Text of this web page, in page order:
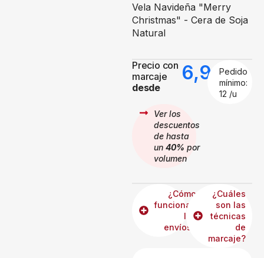
Vela Navideña "Merry
Christmas" - Cera de Soja
Natural
Precio con
marcaje
desde
6,99€
Pedido
mínimo:
12 /u
Ver los
descuentos
de hasta
un 40% por
volumen
¿Cómo
funcionan
los
envíos?
¿Cuáles
son las
técnicas
de
marcaje?